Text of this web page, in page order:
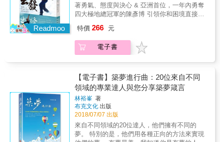
氣朋友，但多的是不借錢還嘲諷，或者因為一
個人沒錢就擺出瞧不起態勢的人。正是這樣從
小就見多了世面，智偉培養了堅定的心志，這
對他日後做業務工作有極大的影響，具體來
工作中融入太多情緒化，他成熟穩健，設定目
標，中間任何的人情干擾都不會引起他內心波
瀾。 智偉日後回顧成長經歷，他告訴年輕人，
若有甚麼趁年輕就奠基然後有助於日後事業
的，那就是盡早去多多認識人吧！越多人越
好。 智偉說：最終你會發現，這世上到處都是
貴人。所謂貴人有兩種，一種是直接拉你一把
的貴人，更多的一種是負能量貴人，你會發現
那些刺激你打擊你的人，不也是你的貴人嗎？
就是他們帶來的負面情境，刺激你成長茁壯，
若人生太順了，你反倒就不會想精進了。 所
事實上，他實在太想了解銀行是如何運作的？
後來他乾脆直接去銀行上班，這一加入金融業
智偉，卻從十七歲那年就開始背債，這裡指的
不是他平日賺錢還債的那類債，而是他當時就
得犧牲自己的信用額度，讓自己成為家裡的金
信用額度，甚至也包括他學生時代就得四處張
羅，跟他的朋友圈東借一萬西借五千的，這些
加起來構成他往後長達十年以上的債務噩夢。
也因為借錢，智偉很早就認清不同的人性面，
真的有那種兩肋插刀相挺，完全不會催款的義
個人沒錢就擺出瞧不起態勢的人。正是這樣從
小就見多了世面，智偉培養了堅定的心志，這
鑰。 「一開始就沒有什麼，所以沒有什麼好失
去的。」是陳彥博對夢想的賭注。 經歷極地的
嚴寒與酷熱，以及超越自我的極限挑戰， 陳彥
他要用自己的故事鼓勵你： 夢你所夢，做你所
想；Run for Heart，Run for Dream！
度了 在南極，明明參加的是100公里挑戰賽，
卻要跑142公里。 預賽一開始，腳部舊傷復
發，加上暴風雪來襲，原本已經艱困的比賽要
加速，許多選手紛紛退場&hellip;&hellip; 夢想
不會乖乖就範，但是只要你願意接受夢想的挑
戰，你就已經往成功的方向前進了一大步。 ◆
以上的高溫挑戰。 在巴西，不能停止的170公
里，如果不是靠著實現夢想的動力支撐，怎麼
可能完成如此艱鉅的任務呢？ 放棄，就是「謝
謝，永不聯絡」；接下挑戰，夢想才會上身，
夢想才有可能會實現。 「再撐一下下！」是陳
彥博最常為自己加油打氣的鼓勵。 「全力衝
刺，別無他法！」是啟動陳彥博完成挑戰的金
鑰。 「一開始就沒有什麼，所以沒有什麼好失
務，而且還拿到了總冠軍！ 這不光是專業和體
能的競賽，更是心靈最大的挑戰。 面對準備充
分、打著團體戰的日本軍團，隻身單打獨鬥的
次觀戰在終點線等著的父母，要如何再踏出下
一步？ 最強大的力量不是源於肌肉，而是在
心。 瞬息萬變、排山倒海而來的困境，唯有隨
失敗的陰影，只有行動才能克服。 把每一刻都
視為「重新出發」的起點， 勇敢跨出夢想的第
一步！
Readmoo
著勇氣、態度與決心 & 亞洲首位，一年內勇奪
四大極地總冠軍的陳彥博 引領你和困境直接對
步伐， 出發，就對了！ & 每一次的出發，都是
超越自己的起點 無時無刻地調整自己，就是逆
轉勝的開始 心中沒有局限，才能超越極限！ &
自己有點害怕的更大目標，才能驅使自己注入
更多動力與執行力。 經歷十年比賽生涯的超馬
選手陳彥博，這次訂定了最嚴苛的計畫，報名
了非洲納米比亞、中國戈壁、智利阿他加馬沙
漠、南極洲這四個地表最險惡地形氣候的極地
馬拉松，他不但在一年內達成這個不可能的任
務，而且還拿到了總冠軍！ 這不光是專業和體
能的競賽，更是心靈最大的挑戰。 面對準備充
特價 266 元
電子書
【電子書】築夢進行曲：20位來自不同
領域的專業達人與您分享築夢箴言
林裕峯 著
布克文化 出版
2018/07/07 出版
來自不同領域的20位達人，他們擁有不同的
夢。 特別的是，他們用各種正向的方法來實現